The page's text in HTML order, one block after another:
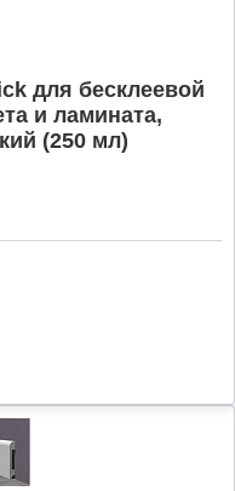
для бесклеевой
и ламината,
(250 мл)